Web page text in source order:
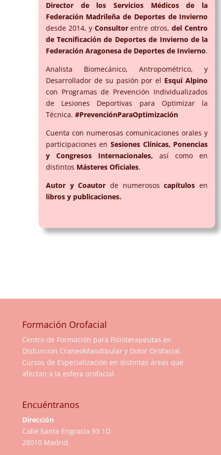
Director de los Servicios Médicos de la
Federación Madrileña de Deportes de Invierno
desde 2014, y Consultorentre otros, del Centro
de Tecnificación de Deportes de Invierno de la
Federación Aragonesa de Deportes de Invierno.
Analista Biomecánico, Antropométrico, y
Desarrollador de su pasión por el Esquí Alpino
con Programas de Prevención Individualizados
de Lesiones Deportivas para Optimizar la
Técnica. #PrevenciónParaOptimización
Cuenta con numerosas comunicaciones orales y
participaciones en Sesiones Clínicas, Ponencias
y Congresos Internacionales,así como en
distintos Másteres Oficiales.
Autor y Coautor de numerososcapítulosen
libros y publicaciones.
Formación Orofacial
Centro de Formación para Fisioterapeutas en
Disfunción CraneoMandibular y Dolor Orofacial.
Cursos de Especialización en distintas áreas que
afectan a la esfera orofacial.
Encuéntranos
Dirección
Calle Santa Engracia 93 1D
28010 Madrid.